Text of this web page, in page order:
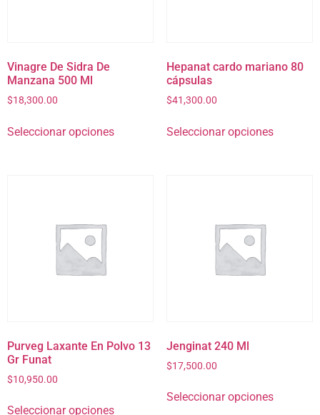
Vinagre De Sidra De
Manzana 500 Ml
$18,300.00
Seleccionar opciones
Hepanat cardo mariano 80
cápsulas
$41,300.00
Seleccionar opciones
Purveg Laxante En Polvo 13
Gr Funat
$10,950.00
Seleccionar opciones
Jenginat 240 Ml
$17,500.00
Seleccionar opciones